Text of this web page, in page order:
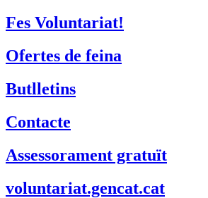
Fes Voluntariat!
Ofertes de feina
Butlletins
Contacte
Assessorament gratuït
voluntariat.gencat.cat